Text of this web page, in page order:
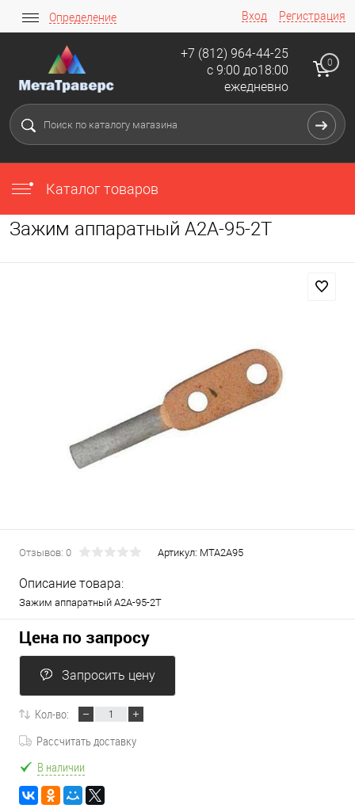
Вход Регистрация
Определение
+7 (812) 964-44-25
с 9:00 до18:00
ежедневно
0
Каталог товаров
Зажим аппаратный А2А-95-2Т
Отзывов: 0 Артикул: МТА2А95
Описание товара:
Зажим аппаратный А2А-95-2Т
Цена по запросу
Запросить цену
Кол-во:
Рассчитать доставку
В наличии